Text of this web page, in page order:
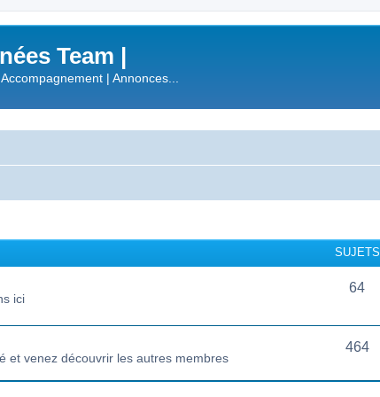
Team |
| Annonces...
SUJETS
ici
64
et venez découvrir les autres membres
464